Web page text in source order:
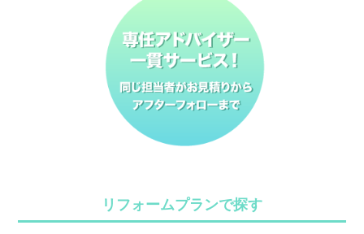
リフォームプランで探す